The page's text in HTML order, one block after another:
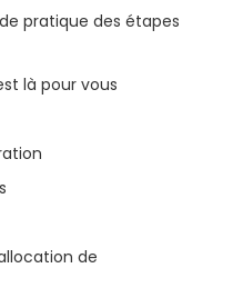
pratique des étapes
là pour vous
de